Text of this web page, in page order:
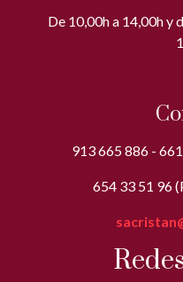
De 10,00h a 14,00h y
913 665 886 -
654 33 51 96